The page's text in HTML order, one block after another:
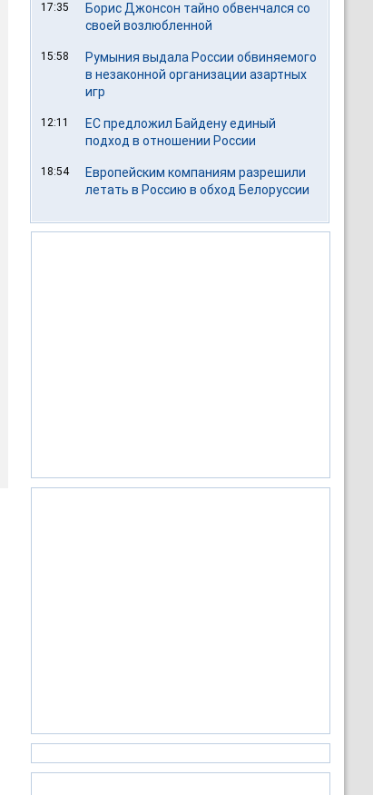
17:35
Борис Джонсон тайно обвенчался со
своей возлюбленной
15:58
Румыния выдала России обвиняемого
в незаконной организации азартных
игр
12:11
ЕС предложил Байдену единый
подход в отношении России
18:54
Европейским компаниям разрешили
летать в Россию в обход Белоруссии